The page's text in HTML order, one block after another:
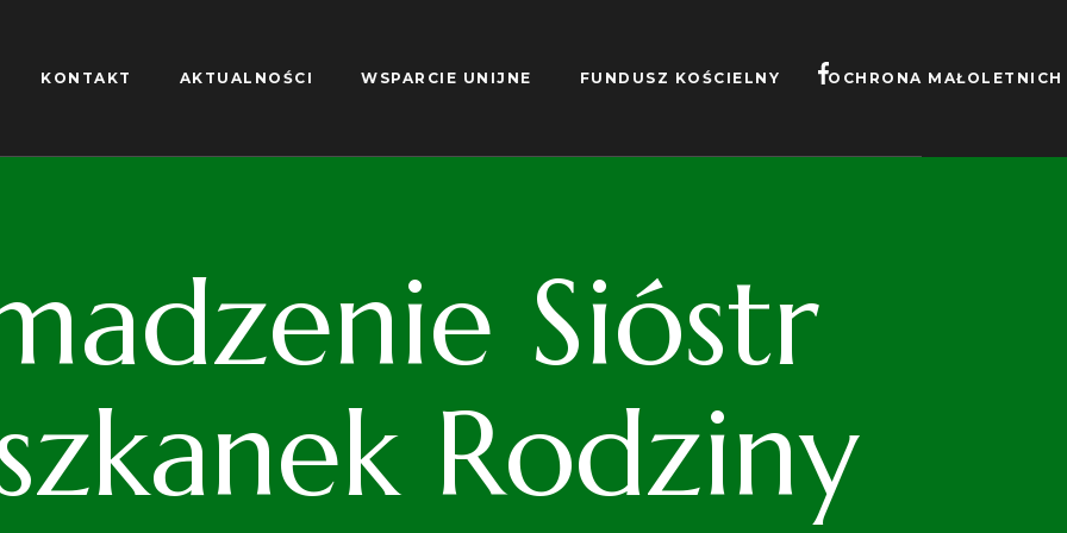
KONTAKT AKTUALNOŚCI WSPARCIE UNIJNE FUNDUSZ KOŚCIELNY OCHRONA MAŁOLETNICH
Sióstr
Rodziny